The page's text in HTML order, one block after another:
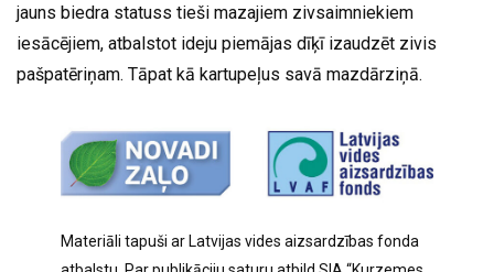
jauns biedra statuss tieši mazajiem zivsaimniekiem
iesācējiem, atbalstot ideju piemājas dīķī izaudzēt zivis
pašpatēriņam. Tāpat kā kartupeļus savā mazdārziņā.
Materiāli tapuši ar Latvijas vides aizsardzības fonda